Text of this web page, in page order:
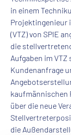
in einem
Projektingenieur
(VTZ) von SPIE
die
Aufgaben im
Kundenanfrage
kaufmännischen
über die neue
die